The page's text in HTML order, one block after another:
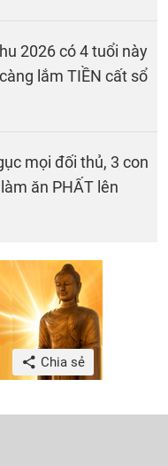
2026 có 4 tuổi này
lắm TIỀN cất sổ
mọi đối thủ, 3 con
ăn PHẤT lên
Chia sẻ